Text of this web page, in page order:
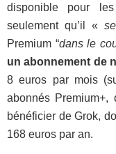
disponible pour
seulement qu’il «
Premium “dans le
un abonnement de
8 euros par mois
abonnés
bénéficier de Grok,
168 euros par an.